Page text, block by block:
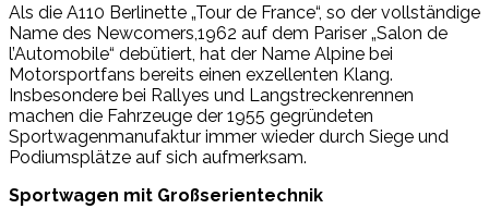
Als die A110 Berlinette „Tour de France“, so der vollständige
Name des Newcomers,1962 auf dem Pariser „Salon de
l’Automobile“ debütiert, hat der Name Alpine bei
Motorsportfans bereits einen exzellenten Klang.
Insbesondere bei Rallyes und Langstreckenrennen
machen die Fahrzeuge der 1955 gegründeten
Sportwagenmanufaktur immer wieder durch Siege und
Podiumsplätze auf sich aufmerksam.
Sportwagen mit Großserientechnik